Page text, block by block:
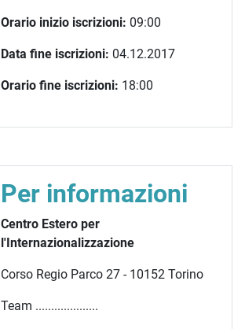
Orario inizio iscrizioni: 09:00
Data fine iscrizioni: 04.12.2017
Orario fine iscrizioni: 18:00
Per informazioni
Centro Estero per
l'Internazionalizzazione
Corso Regio Parco 27 - 10152 Torino
Team ....................